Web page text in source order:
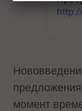
момент